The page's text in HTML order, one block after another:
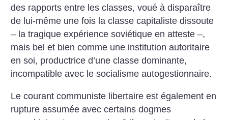
des rapports entre les classes, voué à disparaître
de lui-même une fois la classe capitaliste dissoute
– la tragique expérience soviétique en atteste –,
mais bel et bien comme une institution autoritaire
en soi, productrice d’une classe dominante,
incompatible avec le socialisme autogestionnaire.
Le courant communiste libertaire est également en
rupture assumée avec certains dogmes